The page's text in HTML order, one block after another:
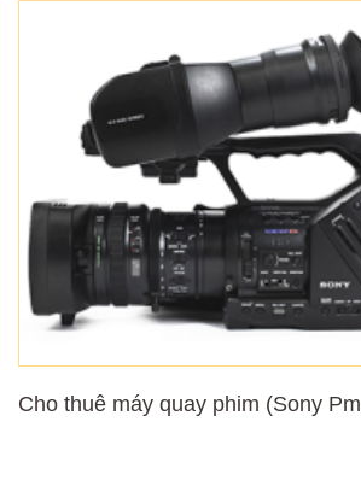
Cho thuê máy quay phim (Sony